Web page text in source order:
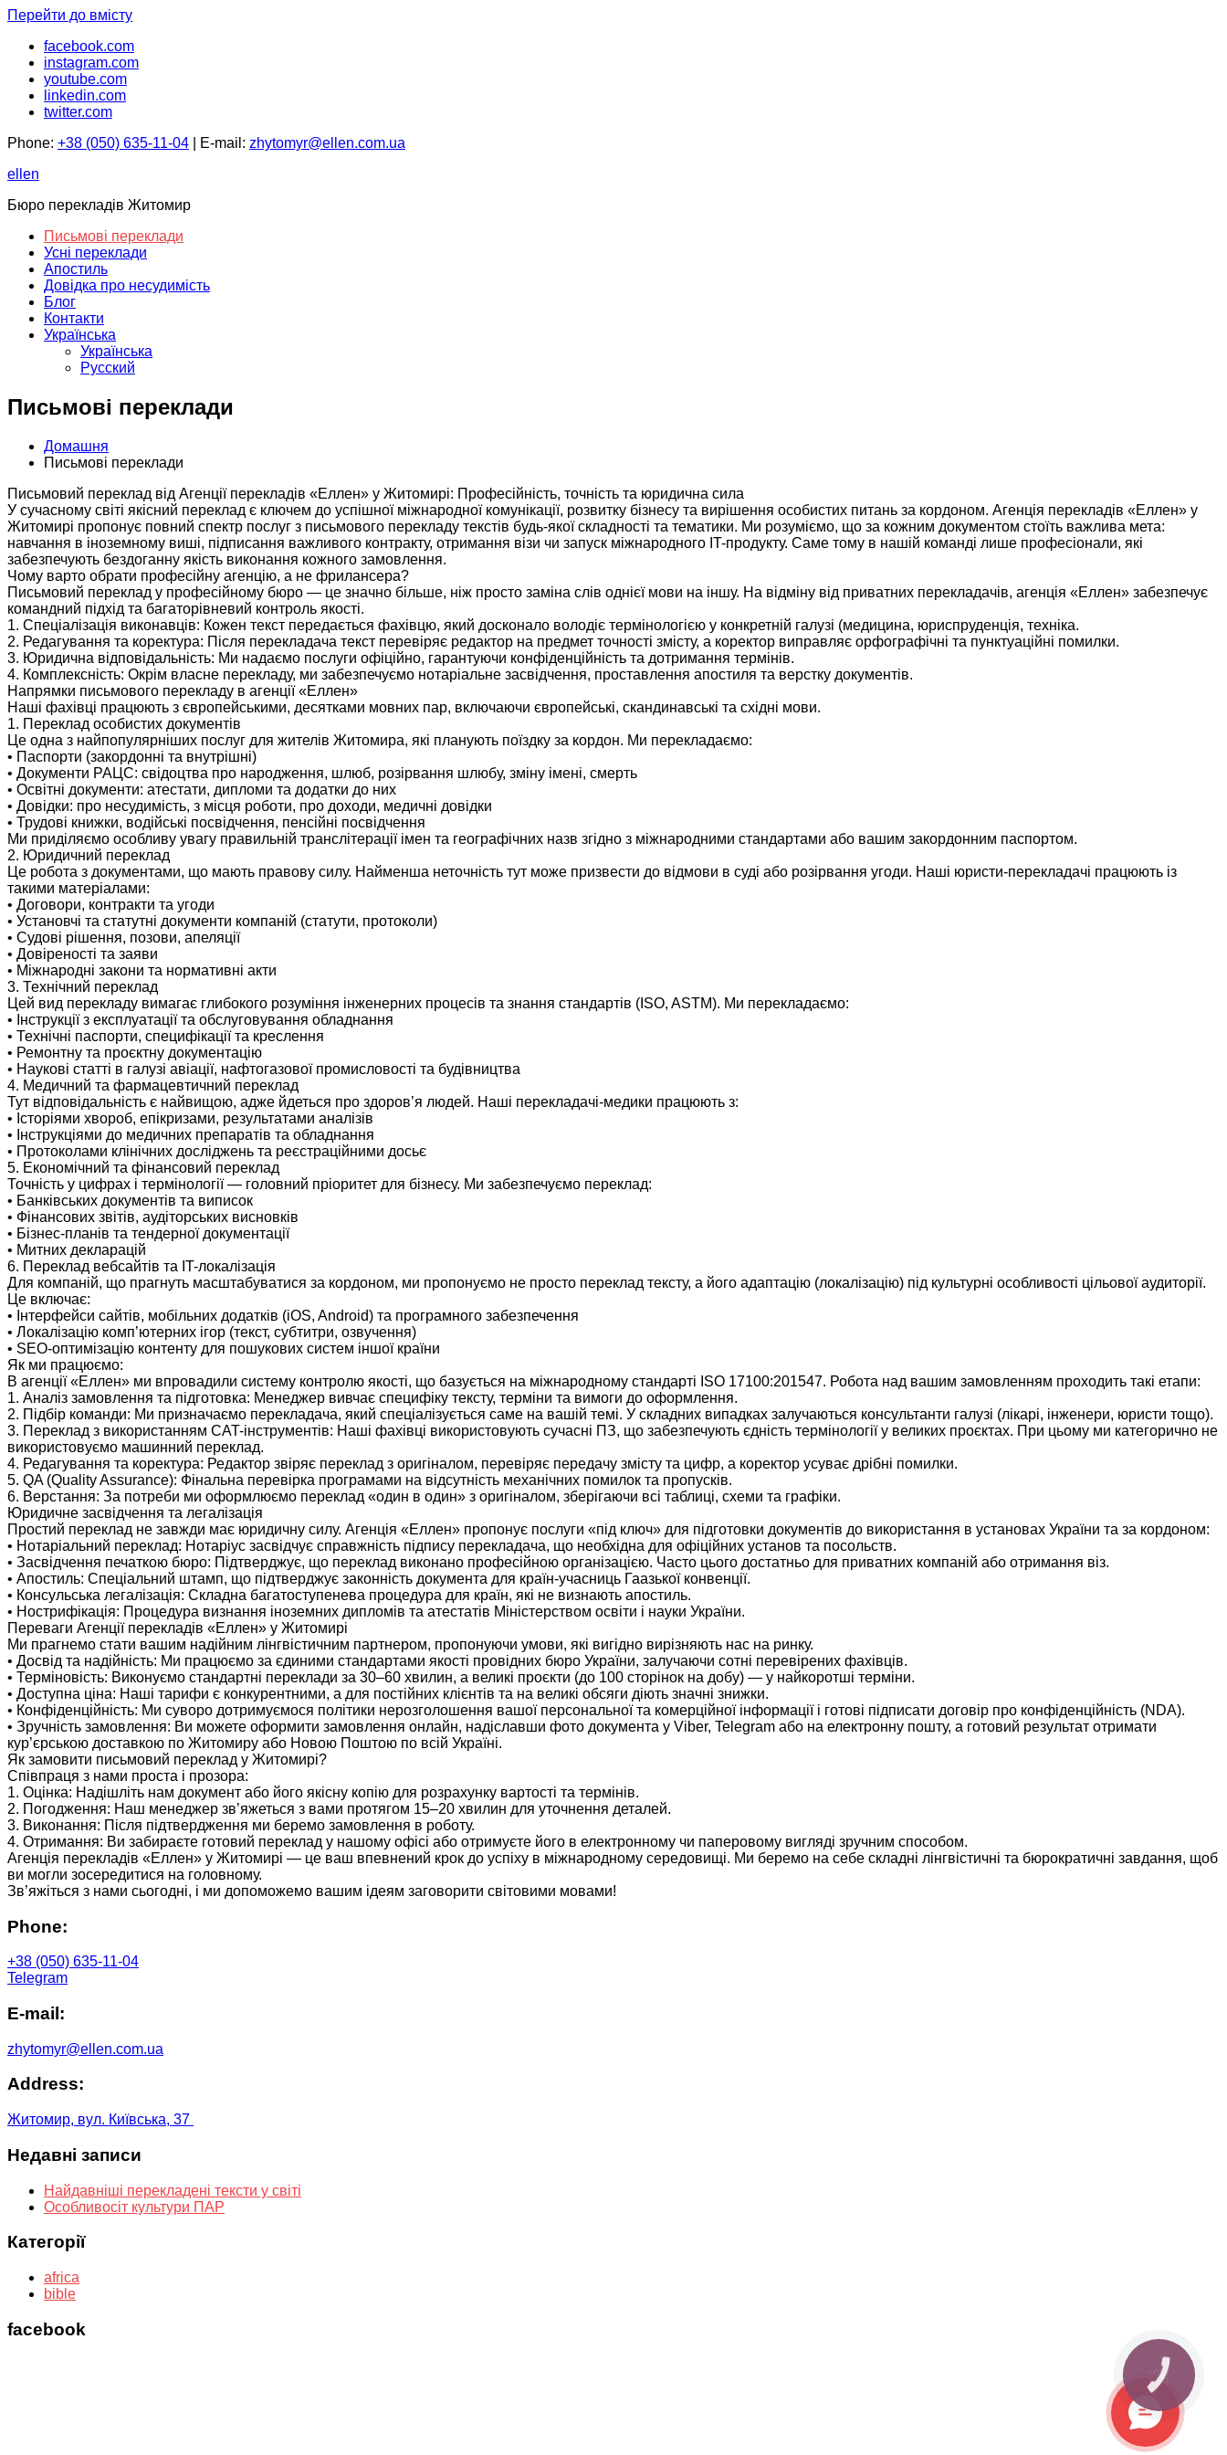
Перейти до вмісту
facebook.com
instagram.com
youtube.com
linkedin.com
twitter.com
Phone: +38 (050) 635-11-04 | E-mail: zhytomyr@ellen.com.ua
ellen
Бюро перекладів Житомир
Письмові переклади
Усні переклади
Апостиль
Довідка про несудимість
Блог
Контакти
Українська
Українська
Русский
Письмові переклади
Домашня
Письмові переклади
Письмовий переклад від Агенції перекладів «Еллен» у Житомирі: Професійність, точність та юридична сила
У сучасному світі якісний переклад є ключем до успішної міжнародної комунікації, розвитку бізнесу та вирішення особистих питань за кордоном. Агенція перекладів «Еллен» у
Житомирі пропонує повний спектр послуг з письмового перекладу текстів будь-якої складності та тематики. Ми розуміємо, що за кожним документом стоїть важлива мета:
навчання в іноземному виші, підписання важливого контракту, отримання візи чи запуск міжнародного IT-продукту. Саме тому в нашій команді лише професіонали, які
забезпечують бездоганну якість виконання кожного замовлення.
Чому варто обрати професійну агенцію, а не фрилансера?
Письмовий переклад у професійному бюро — це значно більше, ніж просто заміна слів однієї мови на іншу. На відміну від приватних перекладачів, агенція «Еллен» забезпечує
командний підхід та багаторівневий контроль якості.
1. Спеціалізація виконавців: Кожен текст передається фахівцю, який досконало володіє термінологією у конкретній галузі (медицина, юриспруденція, техніка.
2. Редагування та коректура: Після перекладача текст перевіряє редактор на предмет точності змісту, а коректор виправляє орфографічні та пунктуаційні помилки.
3. Юридична відповідальність: Ми надаємо послуги офіційно, гарантуючи конфіденційність та дотримання термінів.
4. Комплексність: Окрім власне перекладу, ми забезпечуємо нотаріальне засвідчення, проставлення апостиля та верстку документів.
Напрямки письмового перекладу в агенції «Еллен»
Наші фахівці працюють з європейськими, десятками мовних пар, включаючи європейські, скандинавські та східні мови.
1. Переклад особистих документів
Це одна з найпопулярніших послуг для жителів Житомира, які планують поїздку за кордон. Ми перекладаємо:
• Паспорти (закордонні та внутрішні)
• Документи РАЦС: свідоцтва про народження, шлюб, розірвання шлюбу, зміну імені, смерть
• Освітні документи: атестати, дипломи та додатки до них
• Довідки: про несудимість, з місця роботи, про доходи, медичні довідки
• Трудові книжки, водійські посвідчення, пенсійні посвідчення
Ми приділяємо особливу увагу правильній транслітерації імен та географічних назв згідно з міжнародними стандартами або вашим закордонним паспортом.
2. Юридичний переклад
Це робота з документами, що мають правову силу. Найменша неточність тут може призвести до відмови в суді або розірвання угоди. Наші юристи-перекладачі працюють із
такими матеріалами:
• Договори, контракти та угоди
• Установчі та статутні документи компаній (статути, протоколи)
• Судові рішення, позови, апеляції
• Довіреності та заяви
• Міжнародні закони та нормативні акти
3. Технічний переклад
Цей вид перекладу вимагає глибокого розуміння інженерних процесів та знання стандартів (ISO, ASTM). Ми перекладаємо:
• Інструкції з експлуатації та обслуговування обладнання
• Технічні паспорти, специфікації та креслення
• Ремонтну та проєктну документацію
• Наукові статті в галузі авіації, нафтогазової промисловості та будівництва
4. Медичний та фармацевтичний переклад
Тут відповідальність є найвищою, адже йдеться про здоров’я людей. Наші перекладачі-медики працюють з:
• Історіями хвороб, епікризами, результатами аналізів
• Інструкціями до медичних препаратів та обладнання
• Протоколами клінічних досліджень та реєстраційними досьє
5. Економічний та фінансовий переклад
Точність у цифрах і термінології — головний пріоритет для бізнесу. Ми забезпечуємо переклад:
• Банківських документів та виписок
• Фінансових звітів, аудіторських висновків
• Бізнес-планів та тендерної документації
• Митних декларацій
6. Переклад вебсайтів та IT-локалізація
Для компаній, що прагнуть масштабуватися за кордоном, ми пропонуємо не просто переклад тексту, а його адаптацію (локалізацію) під культурні особливості цільової аудиторії.
Це включає:
• Інтерфейси сайтів, мобільних додатків (iOS, Android) та програмного забезпечення
• Локалізацію комп’ютерних ігор (текст, субтитри, озвучення)
• SEO-оптимізацію контенту для пошукових систем іншої країни
Як ми працюємо:
В агенції «Еллен» ми впровадили систему контролю якості, що базується на міжнародному стандарті ISO 17100:201547. Робота над вашим замовленням проходить такі етапи:
1. Аналіз замовлення та підготовка: Менеджер вивчає специфіку тексту, терміни та вимоги до оформлення.
2. Підбір команди: Ми призначаємо перекладача, який спеціалізується саме на вашій темі. У складних випадках залучаються консультанти галузі (лікарі, інженери, юристи тощо).
3. Переклад з використанням CAT-інструментів: Наші фахівці використовують сучасні ПЗ, що забезпечують єдність термінології у великих проєктах. При цьому ми категорично не
використовуємо машинний переклад.
4. Редагування та коректура: Редактор звіряє переклад з оригіналом, перевіряє передачу змісту та цифр, а коректор усуває дрібні помилки.
5. QA (Quality Assurance): Фінальна перевірка програмами на відсутність механічних помилок та пропусків.
6. Верстання: За потреби ми оформлюємо переклад «один в один» з оригіналом, зберігаючи всі таблиці, схеми та графіки.
Юридичне засвідчення та легалізація
Простий переклад не завжди має юридичну силу. Агенція «Еллен» пропонує послуги «під ключ» для підготовки документів до використання в установах України та за кордоном:
• Нотаріальний переклад: Нотаріус засвідчує справжність підпису перекладача, що необхідна для офіційних установ та посольств.
• Засвідчення печаткою бюро: Підтверджує, що переклад виконано професійною організацією. Часто цього достатньо для приватних компаній або отримання віз.
• Апостиль: Спеціальний штамп, що підтверджує законність документа для країн-учасниць Гаазької конвенції.
• Консульська легалізація: Складна багатоступенева процедура для країн, які не визнають апостиль.
• Нострифікація: Процедура визнання іноземних дипломів та атестатів Міністерством освіти і науки України.
Переваги Агенції перекладів «Еллен» у Житомирі
Ми прагнемо стати вашим надійним лінгвістичним партнером, пропонуючи умови, які вигідно вирізняють нас на ринку.
• Досвід та надійність: Ми працюємо за єдиними стандартами якості провідних бюро України, залучаючи сотні перевірених фахівців.
• Терміновість: Виконуємо стандартні переклади за 30–60 хвилин, а великі проєкти (до 100 сторінок на добу) — у найкоротші терміни.
• Доступна ціна: Наші тарифи є конкурентними, а для постійних клієнтів та на великі обсяги діють значні знижки.
• Конфіденційність: Ми суворо дотримуємося політики нерозголошення вашої персональної та комерційної інформації і готові підписати договір про конфіденційність (NDA).
• Зручність замовлення: Ви можете оформити замовлення онлайн, надіславши фото документа у Viber, Telegram або на електронну пошту, а готовий результат отримати
кур’єрською доставкою по Житомиру або Новою Поштою по всій Україні.
Як замовити письмовий переклад у Житомирі?
Співпраця з нами проста і прозора:
1. Оцінка: Надішліть нам документ або його якісну копію для розрахунку вартості та термінів.
2. Погодження: Наш менеджер зв’яжеться з вами протягом 15–20 хвилин для уточнення деталей.
3. Виконання: Після підтвердження ми беремо замовлення в роботу.
4. Отримання: Ви забираєте готовий переклад у нашому офісі або отримуєте його в електронному чи паперовому вигляді зручним способом.
Агенція перекладів «Еллен» у Житомирі — це ваш впевнений крок до успіху в міжнародному середовищі. Ми беремо на себе складні лінгвістичні та бюрократичні завдання, щоб
ви могли зосередитися на головному.
Зв’яжіться з нами сьогодні, і ми допоможемо вашим ідеям заговорити світовими мовами!
Phone:
+38 (050) 635-11-04
Telegram
E-mail:
zhytomyr@ellen.com.ua
Address:
Житомир, вул. Київська, 37
Недавні записи
Найдавніші перекладені тексти у світі
Особливосіт культури ПАР
Категорії
africa
bible
facebook
КНОПКА
ЗВ'ЯЗКУ